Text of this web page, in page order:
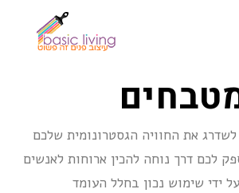
את החוויה הגסטרונומית שלכם
לכם דרך נוחה להכין ארוחות לאנשים
ידי שימוש נכון בחלל העומד